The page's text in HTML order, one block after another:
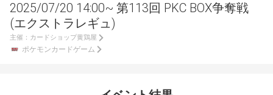
2025/07/20 14:00~ 第113回 PKC BOX争奪戦
(エクストラレギュ)
主催： カードショップ黄鶏屋
ポケモンカードゲーム